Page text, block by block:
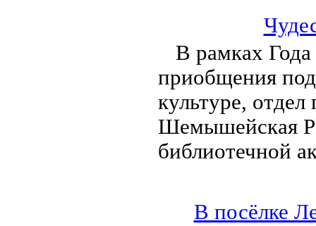
В рамках
приобщения
культуре,
Шемышейская
библиотечной
В посёлке